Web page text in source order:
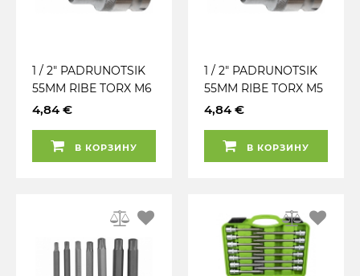
1 / 2" PADRUNOTSIK
55MM RIBE TORX M6
TRIUMF
4,84 €
В КОРЗИНУ
1 / 2" PADRUNOTSIK
55MM RIBE TORX M5
TRIUMF
4,84 €
В КОРЗИНУ